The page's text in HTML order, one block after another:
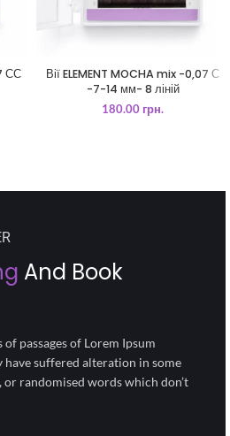
СС
Вії ELEMENT MOCHA mix -0,07 С
-7-14 мм- 8 ліній
180.00 грн.
And Book
passages of Lorem Ipsum
suffered alteration in some
randomised words which don’t